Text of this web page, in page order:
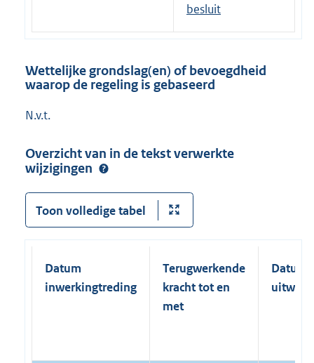
besluit
Wettelijke grondslag(en) of bevoegdheid
waarop de regeling is gebaseerd
N.v.t.
Overzicht van in de tekst verwerkte
wijzigingen
Toon volledige tabel
Datum
inwerkingtreding
Terugwerkende
kracht tot en
met
Datum